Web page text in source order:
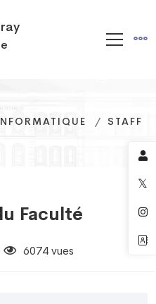
STAFF
STAFF
STAFF
Faculté
6074 vues